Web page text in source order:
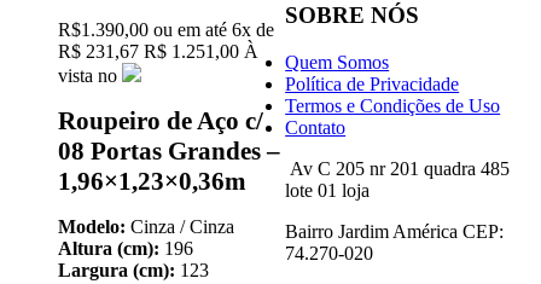
R$1.390,00 ou em até 6x de
R$ 231,67 R$ 1.251,00 À
vista no
Roupeiro de Aço c/
08 Portas Grandes –
1,96×1,23×0,36m
Modelo: Cinza / Cinza
Altura (cm): 196
Largura (cm): 123
SOBRE NÓS
Quem Somos
Política de Privacidade
Termos e Condições de Uso
Contato
Av C 205 nr 201 quadra 485
lote 01 loja
Bairro Jardim América CEP:
74.270-020